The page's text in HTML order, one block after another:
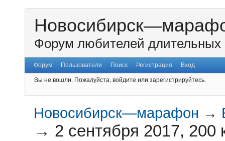
Форум любителей длительных
Форум Пользователи Поиск Регистрация Вход
Вы не вошли. Пожалуйста, войдите или зарегистрируйтесь.
Новосибирск—марафон →
→ 2 сентября 2017, 200